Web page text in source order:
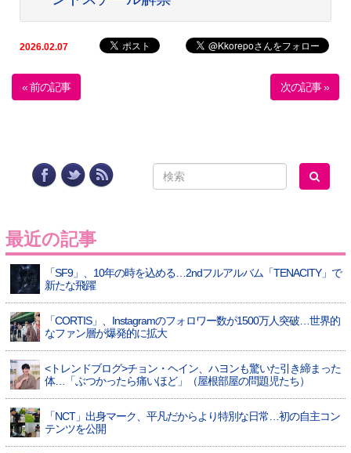
2026.02.07
« 前の記事 次の記事 »
最近の記事
「SF9」、10年の時を込める…2ndフルアルバム「TENACITY」で
新たな飛躍
「CORTIS」、Instagramのフォロワー数が1500万人突破…世界的
なファン層が爆発的に拡大
<トレンドブログ>チョン・ヘイン、ハヨンも驚いた引き締まった
体…「ぶつかったら痛いほど」（屋根部屋の問題児たち）
「NCT」出身マーク、平凡だからより特別な日常…初の自主コン
テンツを公開